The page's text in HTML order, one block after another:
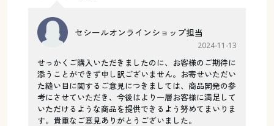
セシールオンラインショップ担当
2024-11-13
せっかくご購入いただきましたのに、お客様のご期待に
添うことができず申し訳ございません。お寄せいただい
た縫い目に関するご意見につきましては、商品開発の参
考にさせていただき、今後はより一層お客様に満足して
いただけるような商品を提供できるよう努めてまいりま
す。貴重なご意見ありがとうございました。